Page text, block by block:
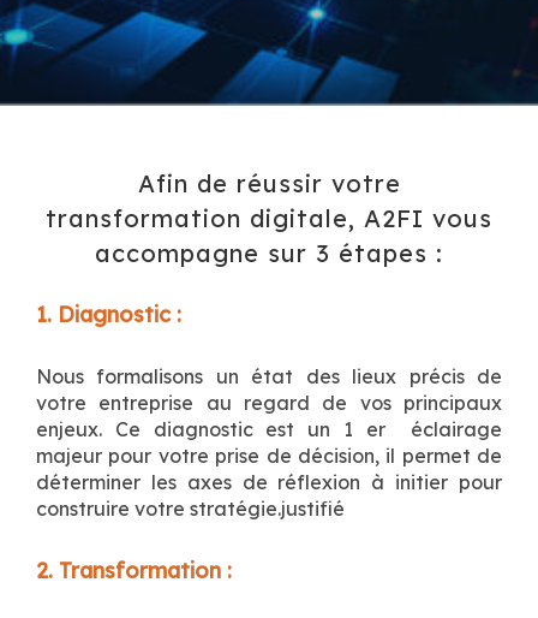
Afin de réussir votre
transformation digitale, A2FI vous
accompagne sur 3 étapes :
1. Diagnostic :
Nous formalisons un état des lieux précis de
votre entreprise au regard de vos principaux
enjeux. Ce diagnostic est un 1 er
éclairage
majeur pour votre prise de décision, il permet de
déterminer les axes de réflexion à initier pour
construire votre stratégie.justifié
2. Transformation :